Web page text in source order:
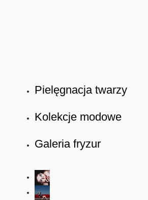
Pielęgnacja twarzy
Kolekcje modowe
Galeria fryzur